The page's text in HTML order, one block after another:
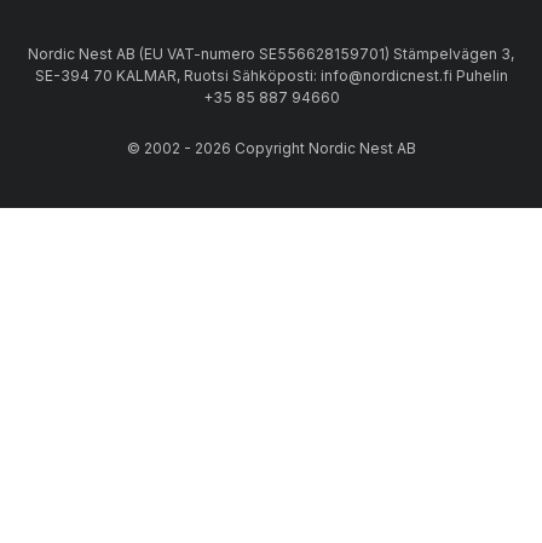
Nordic Nest AB (EU VAT-numero SE556628159701) Stämpelvägen 3,
SE-394 70 KALMAR, Ruotsi Sähköposti: info@nordicnest.fi Puhelin
+35 85 887 94660
© 2002 - 2026 Copyright Nordic Nest AB